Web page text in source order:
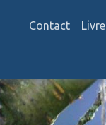
Contact